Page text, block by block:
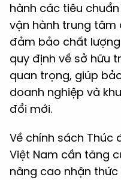
hành các tiêu
vận hành trung tâm
đảm bảo chất
quy định về sở hữu
quan trọng, giúp
doanh nghiệp và
đổi mới.
Về chính sách Thúc
Việt Nam cần tăng
nâng cao nhận